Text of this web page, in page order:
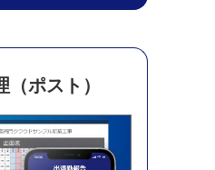
（ポスト）